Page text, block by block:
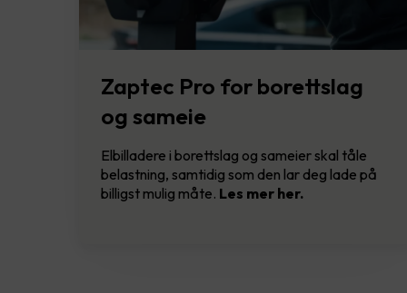
Zaptec Pro for borettslag
og sameie
Elbilladere i borettslag og sameier skal tåle
belastning, samtidig som den lar deg lade på
billigst mulig måte. Les mer her.